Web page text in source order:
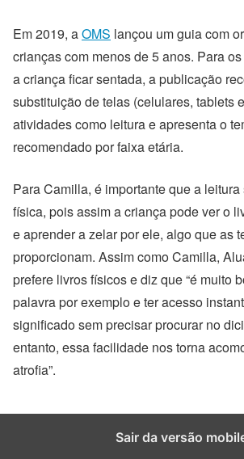
Em 2019, aOMS lançou um guia com
crianças com menos de 5 anos. Para
a criança ficar sentada, a publicação
substituição de telas (celulares, tablets
atividades como leitura e apresenta o
recomendado por faixa etária.
Para Camilla, é importante que a
física, pois assim a criança pode ver o
e aprender a zelar por ele, algo que as
proporcionam. Assim como Camilla,
prefere livros físicos e diz que “é muito
palavra por exemplo e ter acesso
significado sem precisar procurar no
entanto, essa facilidade nos torna
atrofia”.
Sair da versão